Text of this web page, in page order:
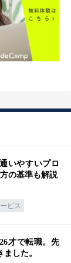
いやすいプロ
の基準も解説
ビス
才で転職。先
した。